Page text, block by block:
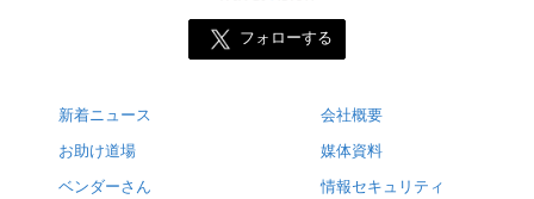
フォローする
新着ニュース
お助け道場
ベンダーさん
会社概要
媒体資料
情報セキュリティ